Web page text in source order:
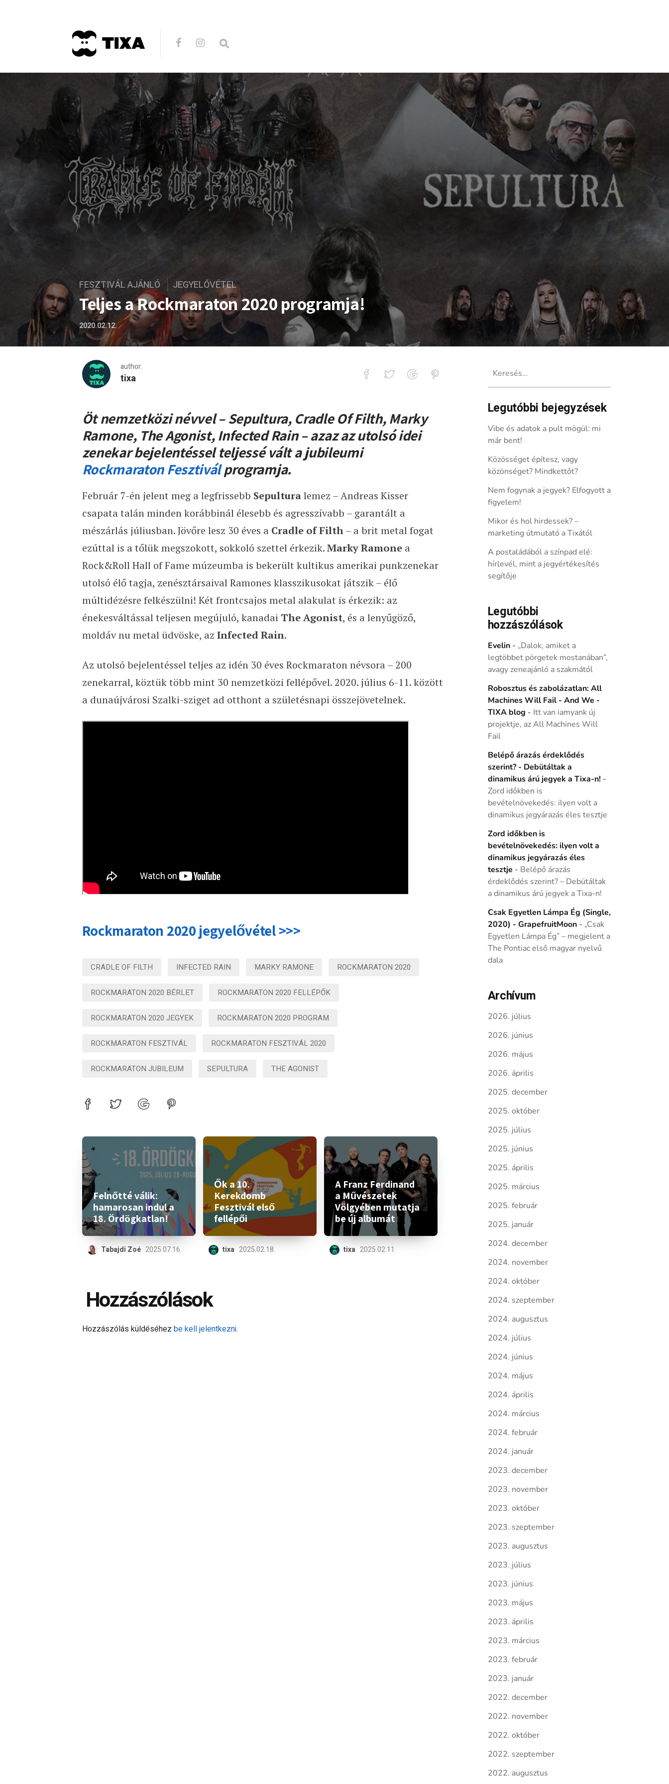
FESZTIVÁL AJÁNLÓ JEGYELŐVÉTEL
Teljes a Rockmaraton 2020 programja!
2020.02.12.
author:
tixa
Teljes a Rockmaraton 2020 programja!
Öt nemzetközi névvel –Sepultura, Cradle Of Filth, Marky
Ramone, The Agonist, Infected Rain –azaz az utolsó idei
zenekar bejelentéssel teljessé vált a jubileumi
Rockmaraton Fesztiválprogramja.
Február 7-én jelent meg a legfrissebb Sepulturalemez – Andreas Kisser
csapata talán minden korábbinál élesebb és agresszívabb – garantált a
mészárlás júliusban. Jövőre lesz 30 éves a Cradle of Filth– a brit metal fogat
ezúttal is a tőlük megszokott, sokkoló szettel érkezik.Marky Ramone a
Rock&Roll Hall of Fame múzeumba is bekerült kultikus amerikai punkzenekar
utolsó élő tagja, zenésztársaival Ramones klasszikusokat játszik – élő
múltidézésre felkészülni! Két frontcsajos metal alakulat is érkezik: az
énekesváltással teljesen megújuló, kanadai The Agonist, és a lenyűgöző,
moldáv nu metal üdvöske, az Infected Rain.
Az utolsó bejelentéssel teljes az idén 30 éves Rockmaraton névsora – 200
zenekarral, köztük több mint 30 nemzetközi fellépővel. 2020. július 6-11. között
a dunaújvárosi Szalki-sziget ad otthont a születésnapi összejövetelnek.
Rockmaraton 2020 jegyelővétel >>>
CRADLE OF FILTH INFECTED RAIN MARKY RAMONE ROCKMARATON 2020
ROCKMARATON 2020 BÉRLET ROCKMARATON 2020 FELLÉPŐK
ROCKMARATON 2020 JEGYEK ROCKMARATON 2020 PROGRAM
ROCKMARATON FESZTIVÁL ROCKMARATON FESZTIVÁL 2020
ROCKMARATON JUBILEUM SEPULTURA THE AGONIST
Felnőtté válik:
hamarosan indul a
18. Ördögkatlan!
Tabajdi Zoé 2025.07.16.
Ők a 10.
Kerekdomb
Fesztivál első
fellépői
tixa 2025.02.18.
A Franz Ferdinand
a Művészetek
Völgyében mutatja
be új albumát
tixa 2025.02.11.
Hozzászólások
Hozzászólás küldéséhez be kell jelentkezni.
Legutóbbi bejegyzések
Vibe és adatok a pult mögül: mi
már bent!
Közösséget építesz, vagy
közönséget? Mindkettőt?
Nem fogynak a jegyek? Elfogyott a
figyelem!
Mikor és hol hirdessek? –
marketing útmutató a Tixától
A postaládából a színpad elé:
hírlevél, mint a jegyértékesítés
segítője
Legutóbbi
hozzászólások
Evelin- „Dalok, amiket a
legtöbbet pörgetek mostanában”,
avagy zeneajánló a szakmától
Robosztus és zabolázatlan: All
Machines Will Fail - And We -
TIXA blog - Itt van iamyank új
projektje, az All Machines Will
Fail
Belépő árazás érdeklődés
szerint? - Debütáltak a
dinamikus árú jegyek a Tixa-n! -
Zord időkben is
bevételnövekedés: ilyen volt a
dinamikus jegyárazás éles tesztje
Zord időkben is
bevételnövekedés: ilyen volt a
dinamikus jegyárazás éles
tesztje - Belépő árazás
érdeklődés szerint? – Debütáltak
a dinamikus árú jegyek a Tixa-n!
Csak Egyetlen Lámpa Ég (Single,
2020) - GrapefruitMoon- „Csak
Egyetlen Lámpa Ég” – megjelent a
The Pontiac első magyar nyelvű
dala
Archívum
2026. július
2026. június
2026. május
2026. április
2025. december
2025. október
2025. július
2025. június
2025. április
2025. március
2025. február
2025. január
2024. december
2024. november
2024. október
2024. szeptember
2024. augusztus
2024. július
2024. június
2024. május
2024. április
2024. március
2024. február
2024. január
2023. december
2023. november
2023. október
2023. szeptember
2023. augusztus
2023. július
2023. június
2023. május
2023. április
2023. március
2023. február
2023. január
2022. december
2022. november
2022. október
2022. szeptember
2022. augusztus